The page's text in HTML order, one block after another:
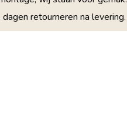
retourneren na levering.